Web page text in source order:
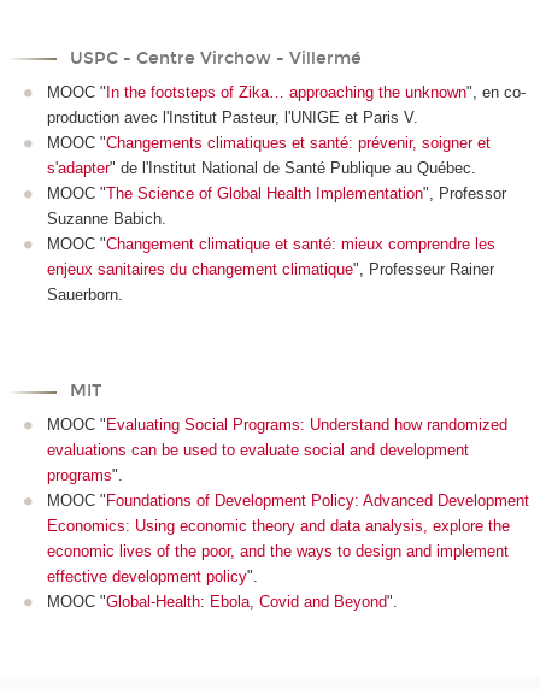
USPC - Centre Virchow - Villermé
MOOC "In the footsteps of Zika… approaching the unknown", en co-
production avec l'Institut Pasteur, l'UNIGE et Paris V.
MOOC "Changements climatiques et santé: prévenir, soigner et
s'adapter" de l'Institut National de Santé Publique au Québec.
MOOC "The Science of Global Health Implementation", Professor
Suzanne Babich.
MOOC "Changement climatique et santé: mieux comprendre les
enjeux sanitaires du changement climatique", Professeur Rainer
Sauerborn.
MIT
MOOC " Evaluating Social Programs: Understand how randomized
evaluations can be used to evaluate social and development
programs".
MOOC " Foundations of Development Policy: Advanced Development
Economics: Using economic theory and data analysis, explore the
economic lives of the poor, and the ways to design and implement
effective development policy".
MOOC "Global-Health: Ebola, Covid and Beyond".